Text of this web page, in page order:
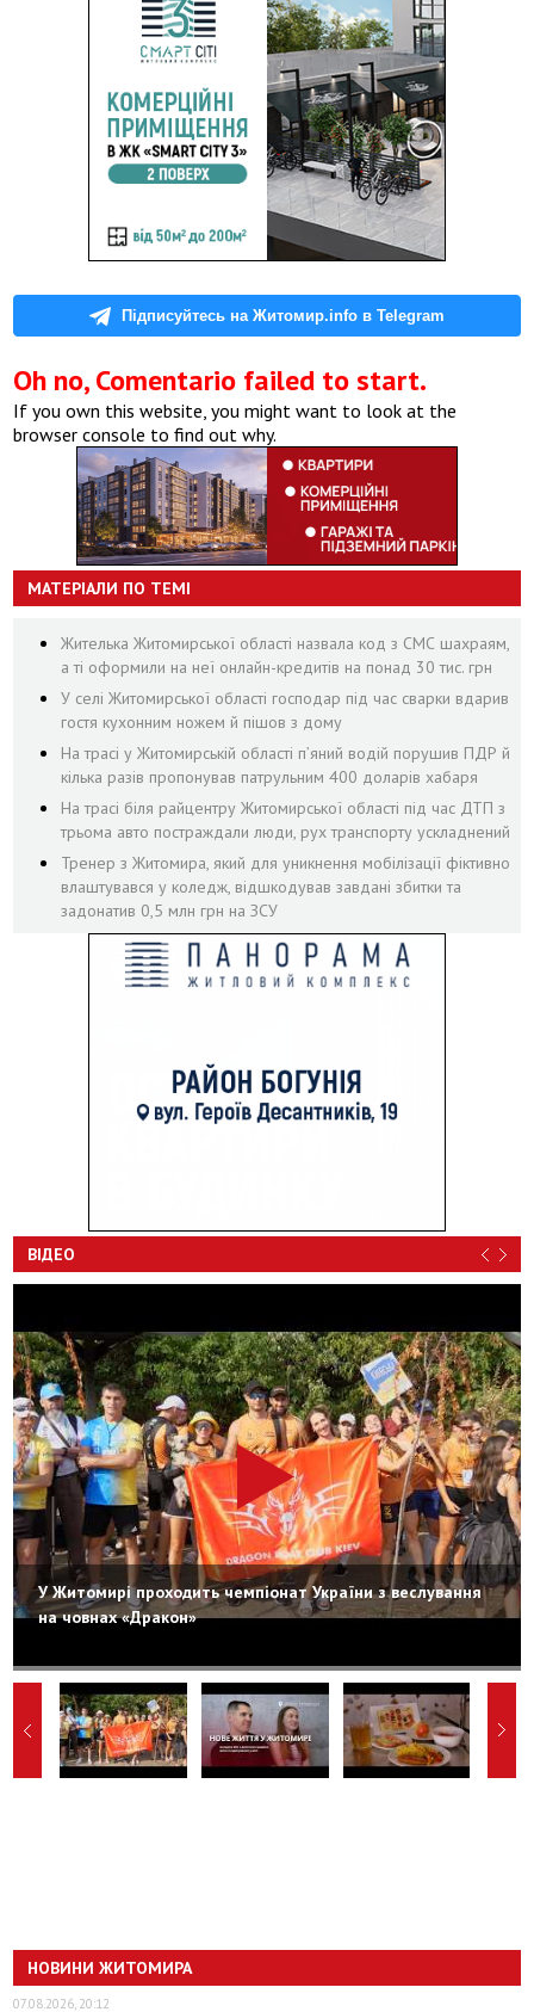
Підписуйтесь на Житомир.info в Telegram
Oh no, Comentario failed to start.
If you own this website, you might want to look at the
browser console to find out why.
МАТЕРІАЛИ ПО ТЕМІ
Жителька Житомирської області назвала код з СМС шахраям,
а ті оформили на неї онлайн-кредитів на понад 30 тис. грн
У селі Житомирської області господар під час сварки вдарив
гостя кухонним ножем й пішов з дому
На трасі у Житомирській області п’яний водій порушив ПДР й
кілька разів пропонував патрульним 400 доларів хабаря
На трасі біля райцентру Житомирської області під час ДТП з
трьома авто постраждали люди, рух транспорту ускладнений
Тренер з Житомира, який для уникнення мобілізації фіктивно
влаштувався у коледж, відшкодував завдані збитки та
задонатив 0,5 млн грн на ЗСУ
ВІДЕО
У Житомирі проходить чемпіонат України з веслування
на човнах «Дракон»
НОВИНИ ЖИТОМИРА
07.08.2026, 20:12